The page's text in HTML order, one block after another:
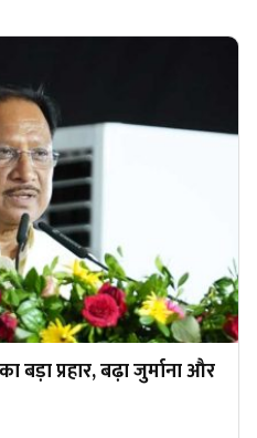
प्रहार, बढ़ा जुर्माना और